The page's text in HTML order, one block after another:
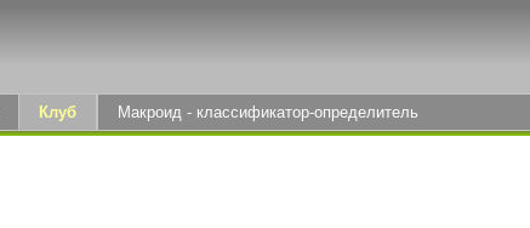
Клуб Макроид - классификатор-определитель